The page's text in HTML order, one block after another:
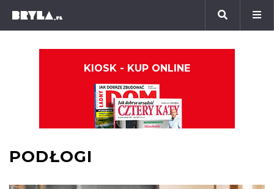
KIOSK - KUP ONLINE
PODŁOGI